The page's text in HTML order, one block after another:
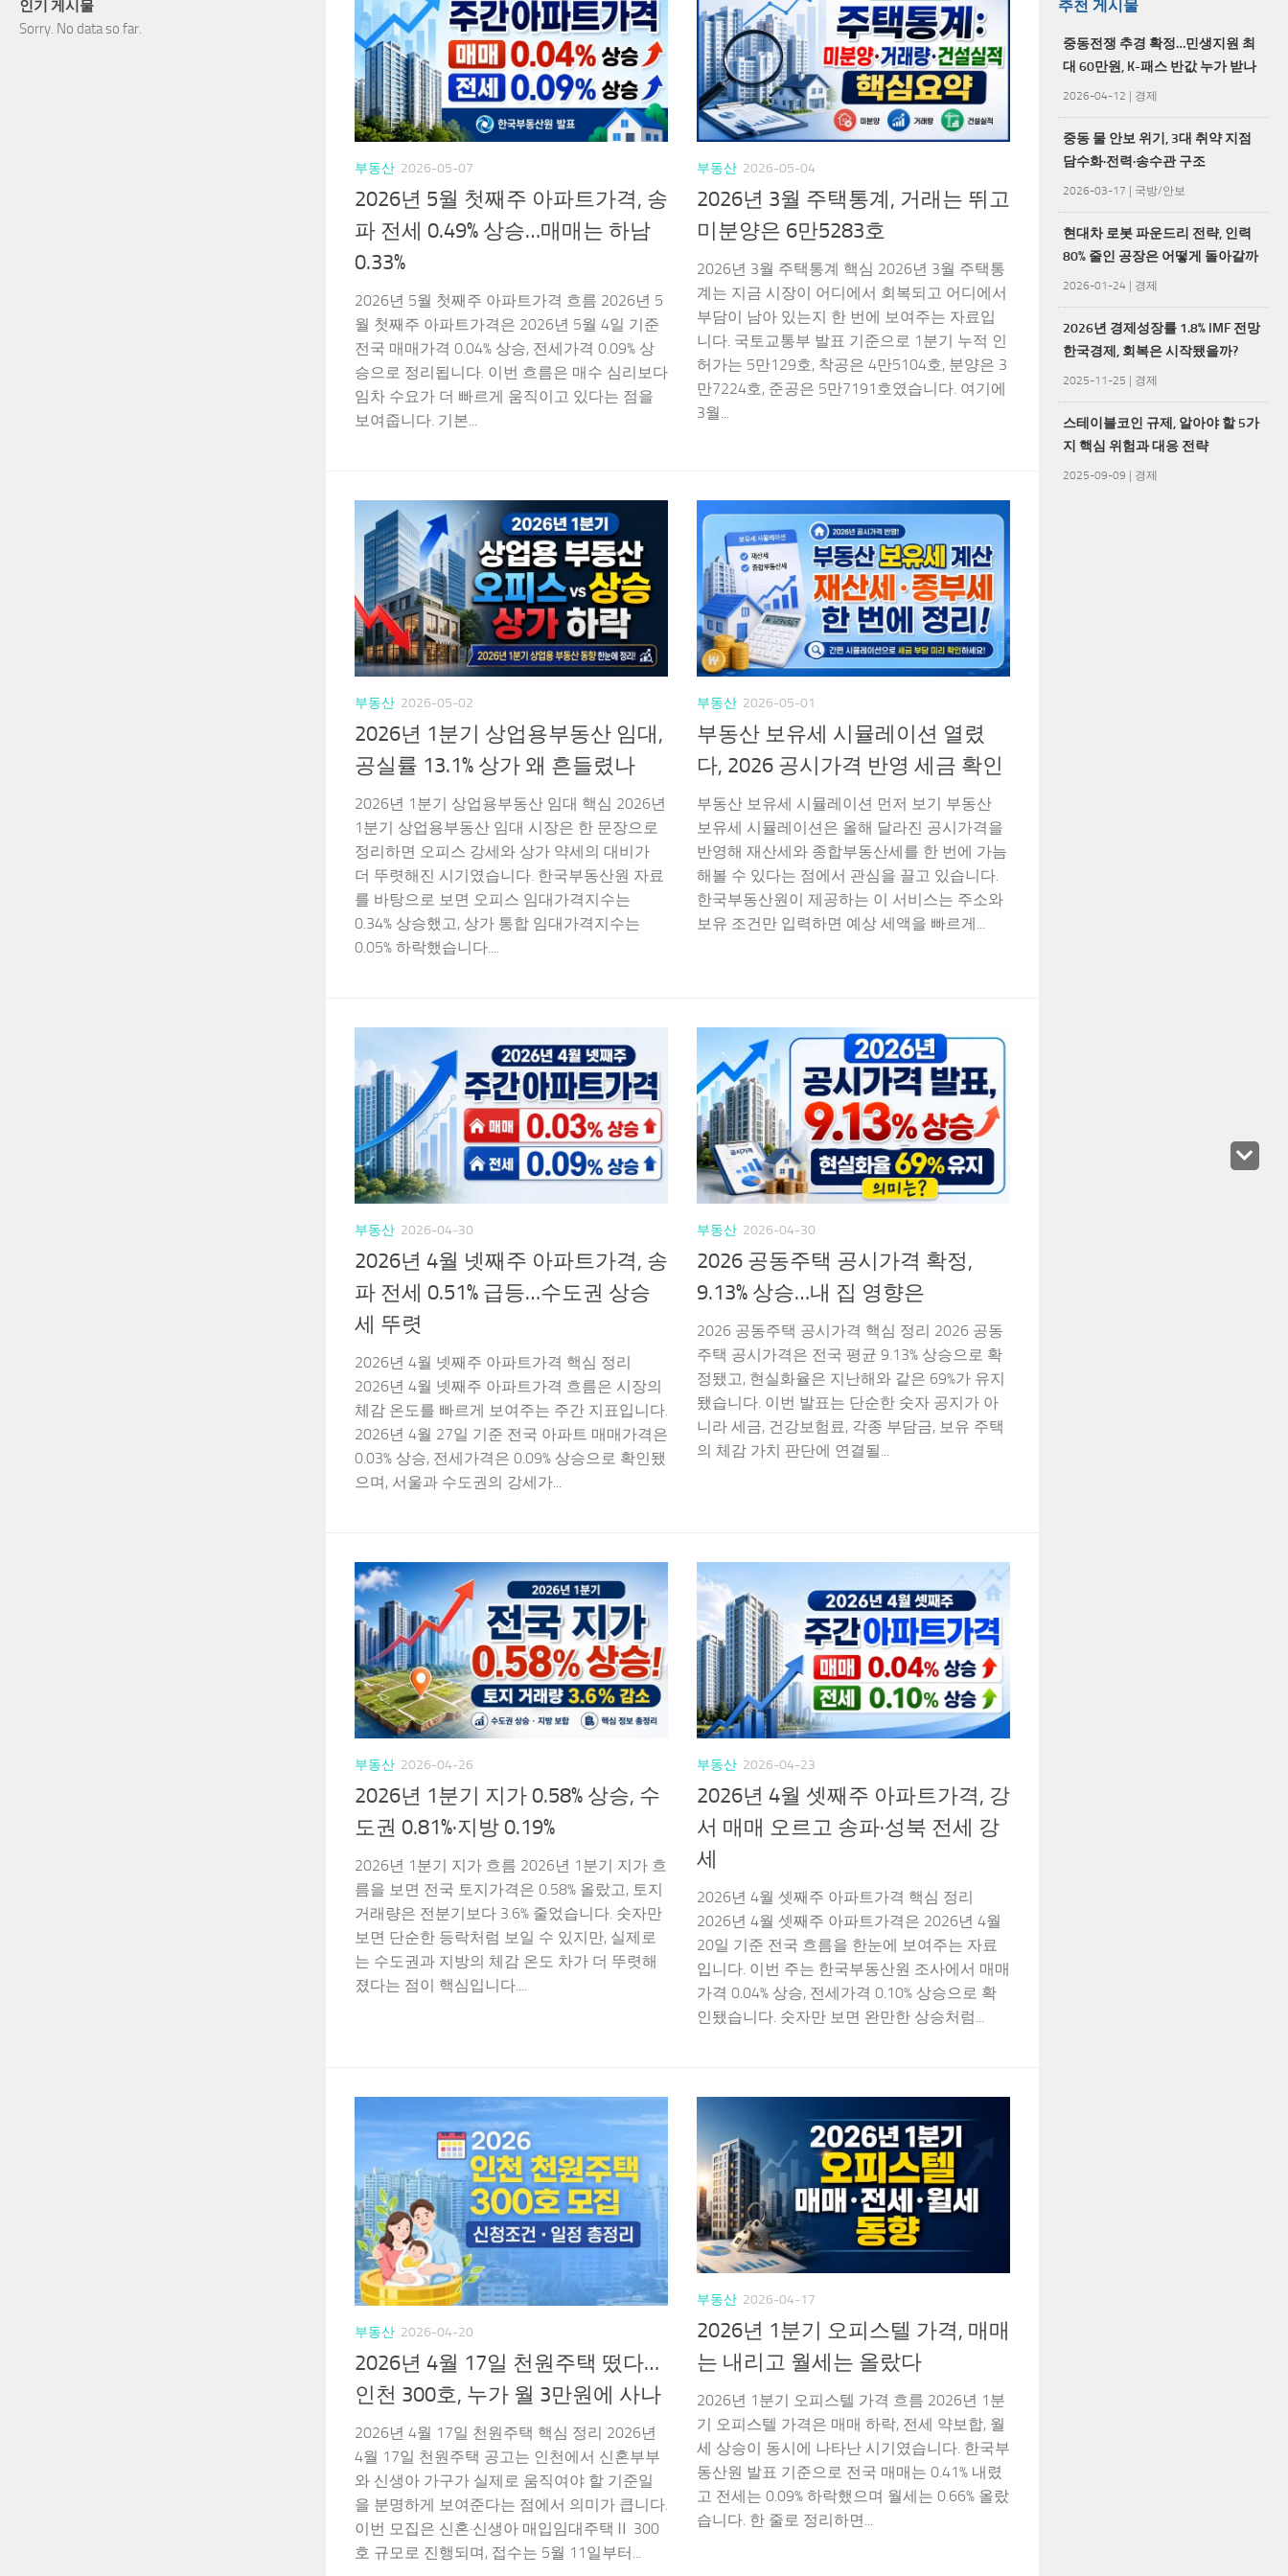
부동산 2026-05-07
2026년 5월 첫째주 아파트가격, 송
파 전세 0.49% 상승…매매는 하남
0.33%
2026년 5월 첫째주 아파트가격 흐름 2026년 5
월 첫째주 아파트가격은 2026년 5월 4일 기준
전국 매매가격 0.04% 상승, 전세가격 0.09% 상
승으로 정리됩니다. 이번 흐름은 매수 심리보다
임차 수요가 더 빠르게 움직이고 있다는 점을
보여줍니다. 기본...
부동산 2026-05-04
2026년 3월 주택통계, 거래는 뛰고
미분양은 6만5283호
2026년 3월 주택통계 핵심 2026년 3월 주택통
계는 지금 시장이 어디에서 회복되고 어디에서
부담이 남아 있는지 한 번에 보여주는 자료입
니다. 국토교통부 발표 기준으로 1분기 누적 인
허가는 5만129호, 착공은 4만5104호, 분양은 3
만7224호, 준공은 5만7191호였습니다. 여기에
3월...
부동산 2026-05-02
2026년 1분기 상업용부동산 임대,
공실률 13.1% 상가 왜 흔들렸나
2026년 1분기 상업용부동산 임대 핵심 2026년
1분기 상업용부동산 임대 시장은 한 문장으로
정리하면 오피스 강세와 상가 약세의 대비가
더 뚜렷해진 시기였습니다. 한국부동산원 자료
를 바탕으로 보면 오피스 임대가격지수는
0.34% 상승했고, 상가 통합 임대가격지수는
0.05% 하락했습니다....
부동산 2026-05-01
부동산 보유세 시뮬레이션 열렸
다, 2026 공시가격 반영 세금 확인
부동산 보유세 시뮬레이션 먼저 보기 부동산
보유세 시뮬레이션은 올해 달라진 공시가격을
반영해 재산세와 종합부동산세를 한 번에 가늠
해볼 수 있다는 점에서 관심을 끌고 있습니다.
한국부동산원이 제공하는 이 서비스는 주소와
보유 조건만 입력하면 예상 세액을 빠르게...
부동산 2026-04-30
2026년 4월 넷째주 아파트가격, 송
파 전세 0.51% 급등…수도권 상승
세 뚜렷
2026년 4월 넷째주 아파트가격 핵심 정리
2026년 4월 넷째주 아파트가격 흐름은 시장의
체감 온도를 빠르게 보여주는 주간 지표입니다.
2026년 4월 27일 기준 전국 아파트 매매가격은
0.03% 상승, 전세가격은 0.09% 상승으로 확인됐
으며, 서울과 수도권의 강세가...
부동산 2026-04-30
2026 공동주택 공시가격 확정,
9.13% 상승…내 집 영향은
2026 공동주택 공시가격 핵심 정리 2026 공동
주택 공시가격은 전국 평균 9.13% 상승으로 확
정됐고, 현실화율은 지난해와 같은 69%가 유지
됐습니다. 이번 발표는 단순한 숫자 공지가 아
니라 세금, 건강보험료, 각종 부담금, 보유 주택
의 체감 가치 판단에 연결될...
부동산 2026-04-26
2026년 1분기 지가 0.58% 상승, 수
도권 0.81%·지방 0.19%
2026년 1분기 지가 흐름 2026년 1분기 지가 흐
름을 보면 전국 토지가격은 0.58% 올랐고, 토지
거래량은 전분기보다 3.6% 줄었습니다. 숫자만
보면 단순한 등락처럼 보일 수 있지만, 실제로
는 수도권과 지방의 체감 온도 차가 더 뚜렷해
졌다는 점이 핵심입니다....
부동산 2026-04-23
2026년 4월 셋째주 아파트가격, 강
서 매매 오르고 송파·성북 전세 강
세
2026년 4월 셋째주 아파트가격 핵심 정리
2026년 4월 셋째주 아파트가격은 2026년 4월
20일 기준 전국 흐름을 한눈에 보여주는 자료
입니다. 이번 주는 한국부동산원 조사에서 매매
가격 0.04% 상승, 전세가격 0.10% 상승으로 확
인됐습니다. 숫자만 보면 완만한 상승처럼...
부동산 2026-04-20
2026년 4월 17일 천원주택 떴다…
인천 300호, 누가 월 3만원에 사나
2026년 4월 17일 천원주택 핵심 정리 2026년
4월 17일 천원주택 공고는 인천에서 신혼부부
와 신생아 가구가 실제로 움직여야 할 기준일
을 분명하게 보여준다는 점에서 의미가 큽니다.
이번 모집은 신혼·신생아 매입임대주택Ⅱ 300
호 규모로 진행되며, 접수는 5월 11일부터...
부동산 2026-04-17
2026년 1분기 오피스텔 가격, 매매
는 내리고 월세는 올랐다
2026년 1분기 오피스텔 가격 흐름 2026년 1분
기 오피스텔 가격은 매매 하락, 전세 약보합, 월
세 상승이 동시에 나타난 시기였습니다. 한국부
동산원 발표 기준으로 전국 매매는 0.41% 내렸
고 전세는 0.09% 하락했으며 월세는 0.66% 올랐
습니다. 한 줄로 정리하면...
인기 게시물
Sorry. No data so far.
추천 게시물
중동전쟁 추경 확정…민생지원 최
대 60만원, K-패스 반값 누가 받나
2026-04-12 | 경제
중동 물 안보 위기, 3대 취약 지점
담수화·전력·송수관 구조
2026-03-17 | 국방/안보
현대차 로봇 파운드리 전략, 인력
80% 줄인 공장은 어떻게 돌아갈까
2026-01-24 | 경제
2026년 경제성장률 1.8% IMF 전망
한국경제, 회복은 시작됐을까?
2025-11-25 | 경제
스테이블코인 규제, 알아야 할 5가
지 핵심 위험과 대응 전략
2025-09-09 | 경제